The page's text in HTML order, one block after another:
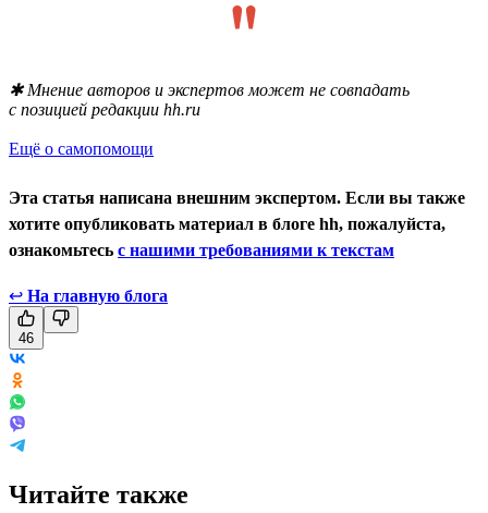
✱ Мнение авторов и экспертов может не совпадать
с позицией редакции hh.ru
Ещё о самопомощи
Эта статья написана внешним экспертом. Если вы также
хотите опубликовать материал в блоге hh, пожалуйста,
ознакомьтесь с нашими требованиями к текстам
↩ На главную блога
46
Читайте также